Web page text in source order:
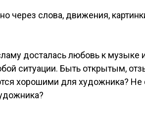
слова, движения,
досталась любовь к музыке
ситуации. Быть открытым,
хорошими для художника? Не